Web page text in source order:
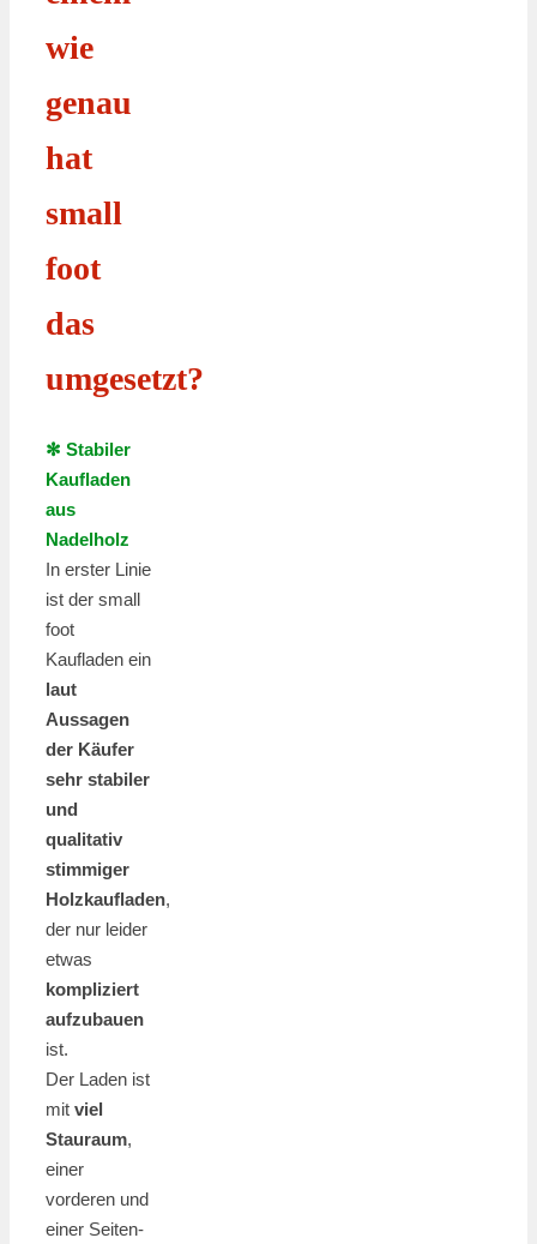
wie
genau
hat
small
foot
das
umgesetzt?
✻ Stabiler
Kaufladen
aus
Nadelholz
In erster Linie
ist der small
foot
Kaufladen ein
laut
Aussagen
der Käufer
sehr stabiler
und
qualitativ
stimmiger
Holzkaufladen,
der nur leider
etwas
kompliziert
aufzubauen
ist.
Der Laden ist
mit viel
Stauraum,
einer
vorderen und
einer Seiten-